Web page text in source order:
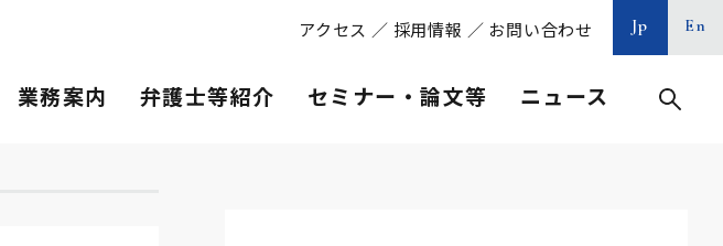
アクセス ／ 採用情報 ／ お問い合わせ Jp En
業務案内 弁護士等紹介 セミナー・論文等 ニュース